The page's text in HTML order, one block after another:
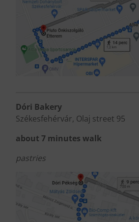
Dóri Bakery
Székesfehérvár, Olaj street 95
about 7 minutes walk
pastries